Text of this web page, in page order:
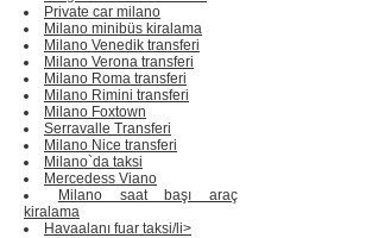
Private car milano
Milano minibüs kiralama
Milano Venedik transferi
Milano Verona transferi
Milano Roma transferi
Milano Rimini transferi
Milano Foxtown
Serravalle Transferi
Milano Nice transferi
Milano`da taksi
Mercedess Viano
Milano saat başı araç
kiralama
Havaalanı fuar taksi/li>